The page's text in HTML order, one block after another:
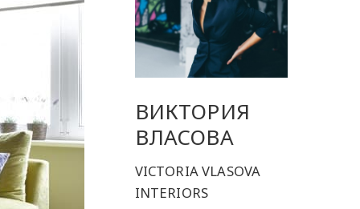
ВИКТОРИЯ
ВЛАСОВА
VICTORIA VLASOVA
INTERIORS